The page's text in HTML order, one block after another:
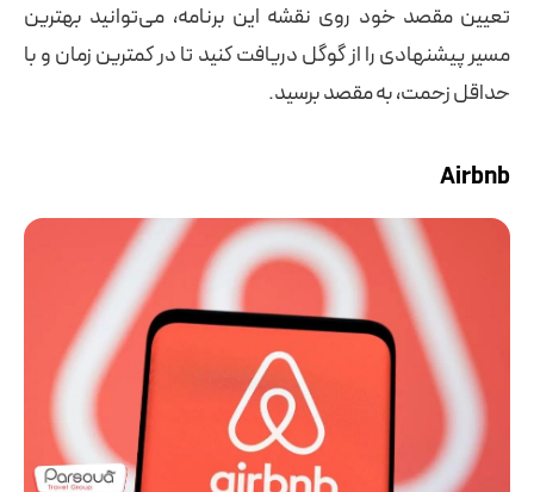
تعیین مقصد خود روی نقشه این برنامه، می‌توانید بهترین
مسیر پیشنهادی را از گوگل دریافت کنید تا در کمترین زمان و با
حداقل زحمت، به مقصد برسید.
Airbnb